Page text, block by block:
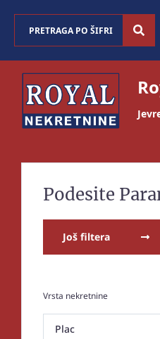
Podesite
Još filtera
Vrsta nekretnine